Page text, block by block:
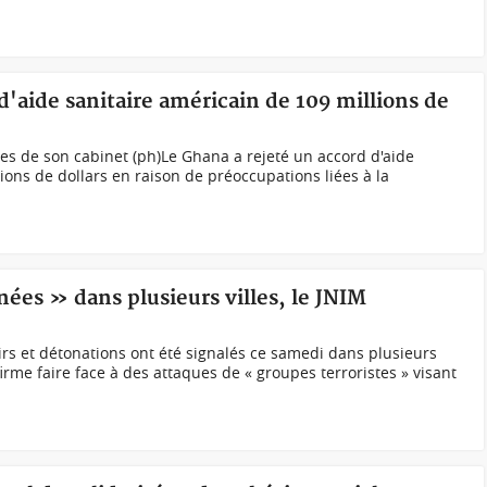
sanitaire américain de 109 millions de
de son cabinet (ph)Le Ghana a rejeté un accord d'aide
de dollars en raison de préoccupations liées à la
» dans plusieurs villes, le JNIM
et détonations ont été signalés ce samedi dans plusieurs
faire face à des attaques de « groupes terroristes » visant